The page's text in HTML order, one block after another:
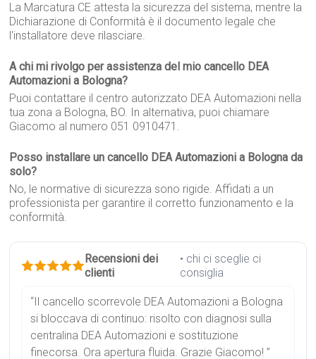
La Marcatura CE attesta la sicurezza del sistema, mentre la
Dichiarazione di Conformità è il documento legale che
l'installatore deve rilasciare.
A chi mi rivolgo per assistenza del mio cancello DEA
Automazioni a Bologna?
Puoi contattare il centro autorizzato DEA Automazioni nella
tua zona a Bologna, BO. In alternativa, puoi chiamare
Giacomo al numero 051 0910471.
Posso installare un cancello DEA Automazioni a Bologna da
solo?
No, le normative di sicurezza sono rigide. Affidati a un
professionista per garantire il corretto funzionamento e la
conformità.
Recensioni dei
clienti
• chi ci sceglie ci
consiglia
“Il cancello scorrevole DEA Automazioni a Bologna
si bloccava di continuo: risolto con diagnosi sulla
centralina DEA Automazioni e sostituzione
finecorsa. Ora apertura fluida. Grazie Giacomo! ”